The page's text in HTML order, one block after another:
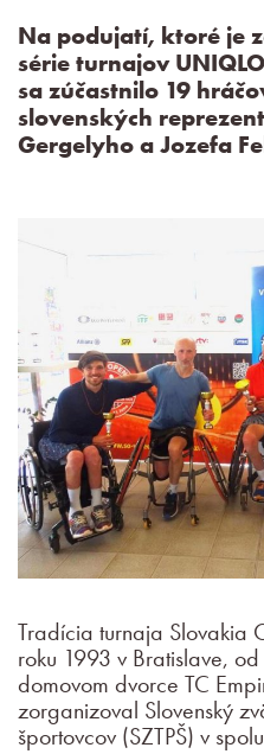
Na podujatí, ktoré je
série turnajov
sa zúčastnilo 19
slovenských
Gergelyho a Jozefa
Tradícia turnaja Slovakia
roku 1993 v Bratislave,
domovom dvorce TC
zorganizoval Slovenský
športovcov (SZTPŠ) v